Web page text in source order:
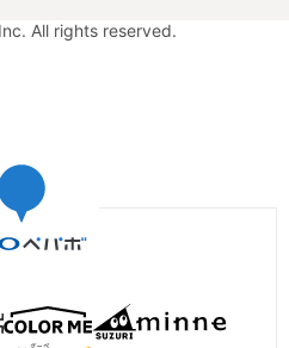
All rights reserved.